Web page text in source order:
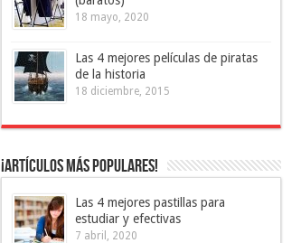
18 mayo, 2020
Las 4 mejores películas de piratas
de la historia
18 diciembre, 2015
¡Artículos más Populares!
Las 4 mejores pastillas para
estudiar y efectivas
7 abril, 2020